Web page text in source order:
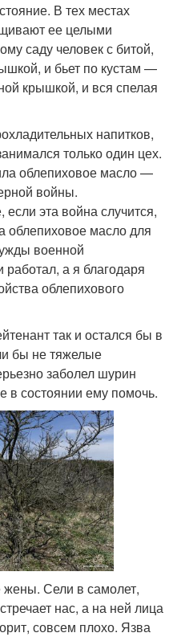
В тех местах
ее целыми
саду человек с битой,
и бьет по кустам —
крышкой, и вся спелая
напитков,
только один цех.
облепиховое масло —
войны.
эта война случится,
облепиховое масло для
военной
а я благодаря
облепихового
так и остался бы в
бы не тяжелые
заболел шурин
в состоянии ему помочь.
жены. Сели в самолет,
нас, а на ней лица
совсем плохо. Язва